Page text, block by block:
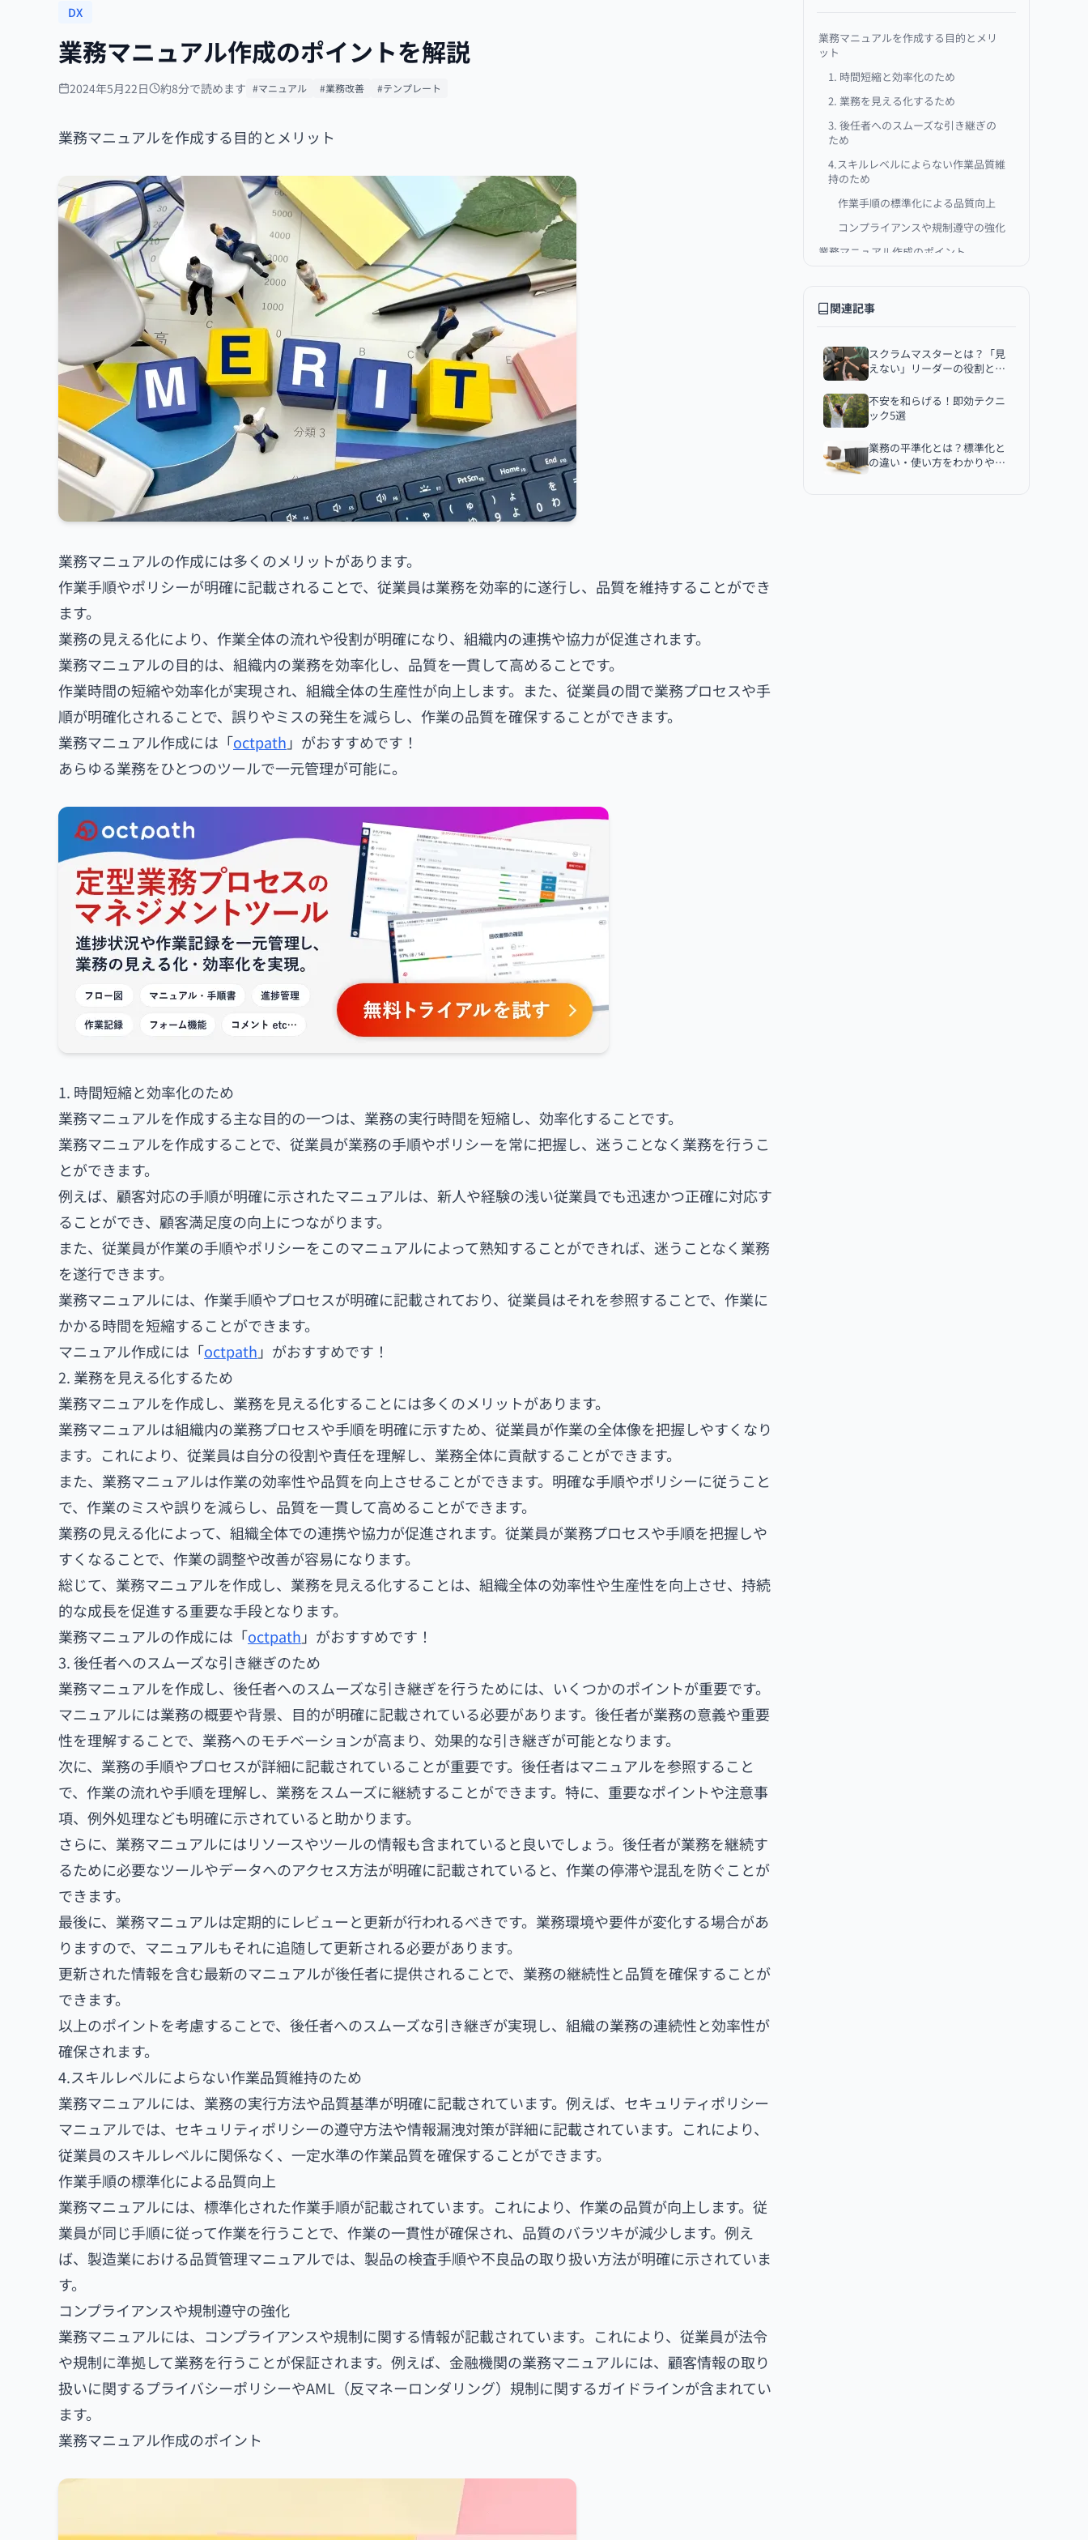
DX
業務マニュアル作成のポイントを解説
2024年5月22日 約8分で読めます #マニュアル #業務改善 #テンプレート
業務マニュアルを作成する目的とメリット
業務マニュアルの作成には多くのメリットがあります。
作業手順やポリシーが明確に記載されることで、従業員は業務を効率的に遂行し、品質を維持することができ
ます。
業務の見える化により、作業全体の流れや役割が明確になり、組織内の連携や協力が促進されます。
業務マニュアルの目的は、組織内の業務を効率化し、品質を一貫して高めることです。
作業時間の短縮や効率化が実現され、組織全体の生産性が向上します。また、従業員の間で業務プロセスや手
順が明確化されることで、誤りやミスの発生を減らし、作業の品質を確保することができます。
業務マニュアル作成には「octpath 」がおすすめです！
あらゆる業務をひとつのツールで一元管理が可能に。
1. 時間短縮と効率化のため
業務マニュアルを作成する主な目的の一つは、業務の実行時間を短縮し、効率化することです。
業務マニュアルを作成することで、従業員が業務の手順やポリシーを常に把握し、迷うことなく業務を行うこ
とができます。
例えば、顧客対応の手順が明確に示されたマニュアルは、新人や経験の浅い従業員でも迅速かつ正確に対応す
ることができ、顧客満足度の向上につながります。
また、従業員が作業の手順やポリシーをこのマニュアルによって熟知することができれば、迷うことなく業務
を遂行できます。
業務マニュアルには、作業手順やプロセスが明確に記載されており、従業員はそれを参照することで、作業に
かかる時間を短縮することができます。
マニュアル作成には「octpath 」がおすすめです！
2. 業務を見える化するため
業務マニュアルを作成し、業務を見える化することには多くのメリットがあります。
業務マニュアルは組織内の業務プロセスや手順を明確に示すため、従業員が作業の全体像を把握しやすくなり
ます。これにより、従業員は自分の役割や責任を理解し、業務全体に貢献することができます。
また、業務マニュアルは作業の効率性や品質を向上させることができます。明確な手順やポリシーに従うこと
で、作業のミスや誤りを減らし、品質を一貫して高めることができます。
業務の見える化によって、組織全体での連携や協力が促進されます。従業員が業務プロセスや手順を把握しや
すくなることで、作業の調整や改善が容易になります。
総じて、業務マニュアルを作成し、業務を見える化することは、組織全体の効率性や生産性を向上させ、持続
的な成長を促進する重要な手段となります。
業務マニュアルの作成には「octpath 」がおすすめです！
3. 後任者へのスムーズな引き継ぎのため
業務マニュアルを作成し、後任者へのスムーズな引き継ぎを行うためには、いくつかのポイントが重要です。
マニュアルには業務の概要や背景、目的が明確に記載されている必要があります。後任者が業務の意義や重要
性を理解することで、業務へのモチベーションが高まり、効果的な引き継ぎが可能となります。
次に、業務の手順やプロセスが詳細に記載されていることが重要です。後任者はマニュアルを参照すること
で、作業の流れや手順を理解し、業務をスムーズに継続することができます。特に、重要なポイントや注意事
項、例外処理なども明確に示されていると助かります。
さらに、業務マニュアルにはリソースやツールの情報も含まれていると良いでしょう。後任者が業務を継続す
るために必要なツールやデータへのアクセス方法が明確に記載されていると、作業の停滞や混乱を防ぐことが
できます。
最後に、業務マニュアルは定期的にレビューと更新が行われるべきです。業務環境や要件が変化する場合があ
りますので、マニュアルもそれに追随して更新される必要があります。
更新された情報を含む最新のマニュアルが後任者に提供されることで、業務の継続性と品質を確保することが
できます。
以上のポイントを考慮することで、後任者へのスムーズな引き継ぎが実現し、組織の業務の連続性と効率性が
確保されます。
4.スキルレベルによらない作業品質維持のため
業務マニュアルには、業務の実行方法や品質基準が明確に記載されています。例えば、セキュリティポリシー
マニュアルでは、セキュリティポリシーの遵守方法や情報漏洩対策が詳細に記載されています。これにより、
従業員のスキルレベルに関係なく、一定水準の作業品質を確保することができます。
作業手順の標準化による品質向上
業務マニュアルには、標準化された作業手順が記載されています。これにより、作業の品質が向上します。従
業員が同じ手順に従って作業を行うことで、作業の一貫性が確保され、品質のバラツキが減少します。例え
ば、製造業における品質管理マニュアルでは、製品の検査手順や不良品の取り扱い方法が明確に示されていま
す。
コンプライアンスや規制遵守の強化
業務マニュアルには、コンプライアンスや規制に関する情報が記載されています。これにより、従業員が法令
や規制に準拠して業務を行うことが保証されます。例えば、金融機関の業務マニュアルには、顧客情報の取り
扱いに関するプライバシーポリシーやAML（反マネーロンダリング）規制に関するガイドラインが含まれてい
ます。
業務マニュアル作成のポイント
業務マニュアルを作成する目的とメリ
ット
1. 時間短縮と効率化のため
2. 業務を見える化するため
3. 後任者へのスムーズな引き継ぎの
ため
4.スキルレベルによらない作業品質維
持のため
作業手順の標準化による品質向上
コンプライアンスや規制遵守の強化
業務マニュアル作成のポイント
2. 読まれる人、タイミングを意識し
た内容にする
業務マニュアルの見本の紹介
2. チャートや図表チャートや図表
4. テンプレート
関連記事
スクラムマスターとは？「見
えない」リーダーの役割と魅
不安を和らげる！即効テクニ
ック5選
業務の平準化とは？標準化と
の違い・使い方をわかりやす